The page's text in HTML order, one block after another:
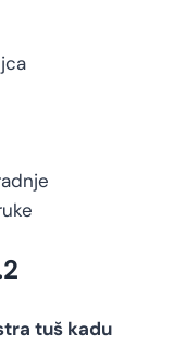
tuš kadu